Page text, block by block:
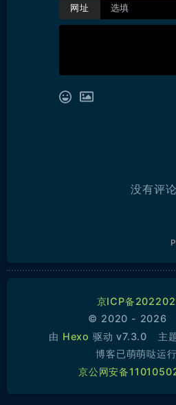
网址
没有评论
京ICP备
© 2020 - 2026
由 Hexo 驱动 v7.3.0 主
博客已萌萌哒运行
京公网安备
1. 部署 Mysql
1.2. 配置
1.2.1. Mysql
1.2.2.
1.2.3. Mysql
1.3.